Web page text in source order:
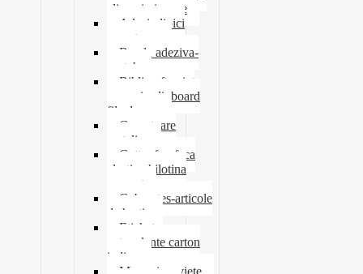
clipsuri pioneze
Adeziv lipici
corectoare
Banda adeziva-
scotch
Biblioraft caiet
mecanic clipboard
file dosare
Capsatoare
metalice
Cutter foarfeca
elastic ghilotina
magnet
Cub notes-articole
de hartie
Etichete
autocolante carton
indigo
Mape si serviete